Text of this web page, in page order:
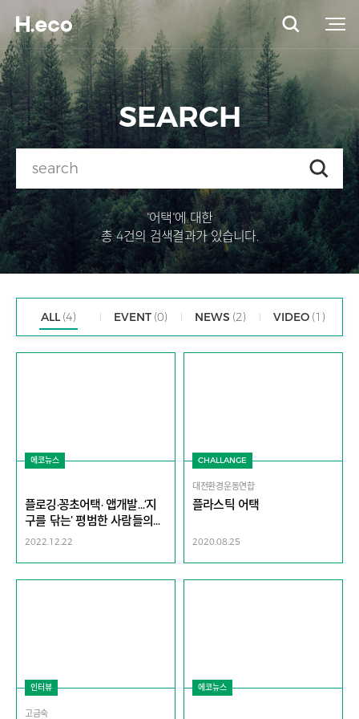
SEARCH
"어택"에 대한
총 4건의 검색결과가 있습니다.
ALL (4) EVENT (0) NEWS (2) VIDEO (1)
에코뉴스
플로깅·꽁초어택· 앱개발…‘지
구를 닦는’ 평범한 사람들의
특별한 실천 [H.eco Awards
2022.12.22
CHALLANGE
대전환경운동연합
플라스틱 어택
2020.08.25
인터뷰
고금숙
에코뉴스